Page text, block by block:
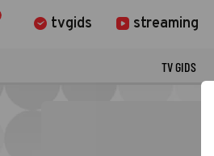
tvgids streaming
TV GIDS